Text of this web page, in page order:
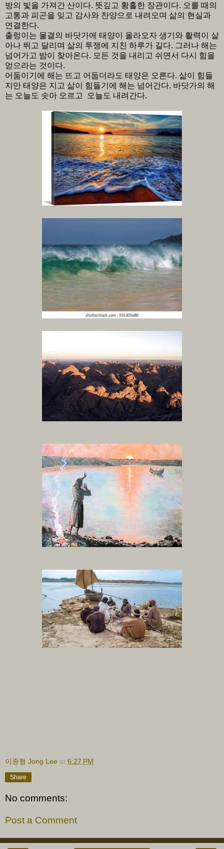
방의 빛을 가져간 산이다. 뜻깊고 황홀한 장관이다. 오를 때의
고통과 피곤을 잊고 감사와 찬양으로 내려오며 삶의 현실과
연결한다.
출렁이는 물결의 바닷가에 태양이 올라오자 생기와 활력이 살
아나 뛰고 달리며 삶의 투쟁에 지친 하루가 길다. 그러나 해는
넘어가고 밤이 찾아온다. 모든 것을 내리고 쉬면서 다시 힘을
얻으라는 것이다.
어둠이기에 해는 뜨고 어둡더라도 태양은 오른다. 삶이 힘들
지만 태양은 지고 삶이 힘들기에 해는 넘어간다. 바닷가의 해
는 오늘도 솟아 오르고 오늘도 내려간다.
이종형 Jong Lee at 6:27 PM
Share
No comments:
Post a Comment